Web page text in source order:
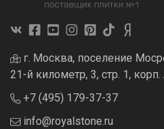
г. Москва, поселение
21-й километр, 3, стр. 1,
+7 (495) 179-37-37
info@royalstone.ru